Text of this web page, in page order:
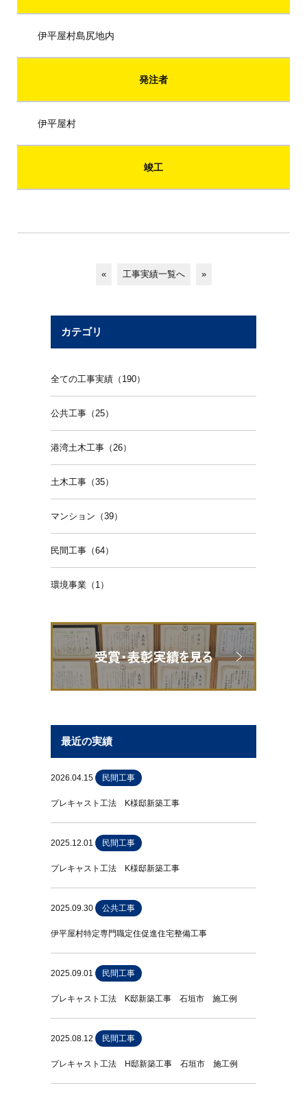
伊平屋村島尻地内
発注者
伊平屋村
竣工
« 工事実績一覧へ »
カテゴリ
全ての工事実績（190）
公共工事（25）
港湾土木工事（26）
土木工事（35）
マンション（39）
民間工事（64）
環境事業（1）
最近の実績
2026.04.15 民間工事
プレキャスト工法 K様邸新築工事
2025.12.01 民間工事
プレキャスト工法 K様邸新築工事
2025.09.30 公共工事
伊平屋村特定専門職定住促進住宅整備工事
2025.09.01 民間工事
プレキャスト工法 K邸新築工事 石垣市 施工例
2025.08.12 民間工事
プレキャスト工法 H邸新築工事 石垣市 施工例